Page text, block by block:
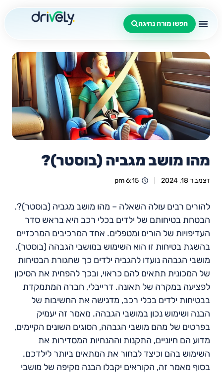
חפשו מורה נהיגה
מהו מושב מגביה (בוסטר)?
דצמבר 18, 2024 6:15 pm
להורים רבים עולה השאלה – מהו מושב מגביה (בוסטר)?.
הבטחת בטיחותם של ילדים בכלי רכב היא בראש סדר
העדיפויות של הורים ומטפלים. אחד המרכיבים המרכזיים
בהשגת בטיחות זו הוא השימוש במושבי הגבהה (בוסטר).
מושבי הגבהה נועדו להגביה ילדים כך שחגורת הבטיחות
של המכונית תתאים להם כראוי, ובכך להפחית את הסיכון
לפציעה במקרה של תאונה. דרייבלי, חברה המתמקדת
בבטיחות ילדים בכלי רכב, מדגישה את החשיבות של
הבנה ושימוש נכון במושבי הגבהה. מאמר זה יעמיק
בפרטים של מהם מושבי הגבהה, הסוגים השונים הקיימים,
מדוע הם חיוניים, התקנות וההנחיות המסדירות את
השימוש בהם וכיצד לבחור את המתאים ביותר לילדכם.
בסוף מאמר זה, הקוראים יקבלו הבנה מקיפה של מושבי